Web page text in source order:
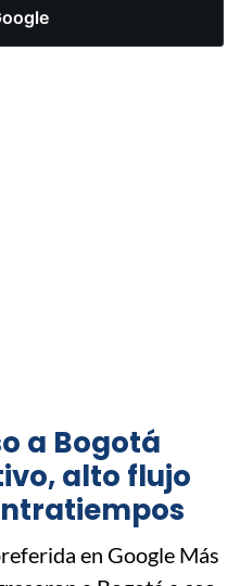
a Bogotá
alto flujo
en Google Más